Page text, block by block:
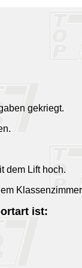
gekriegt.
dem Lift hoch.
ist: